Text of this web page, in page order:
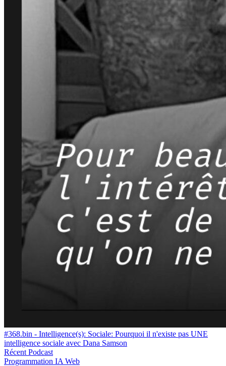
#368.bin - Intelligence(s): Sociale: Pourquoi il n'existe pas UNE
intelligence sociale avec Dana Samson
Récent Podcast
Programmation IA Web